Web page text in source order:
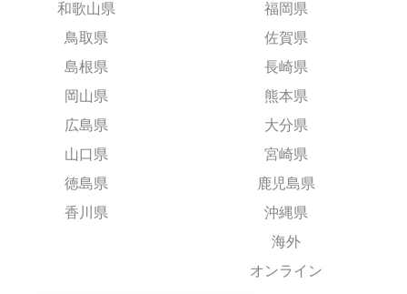
和歌山県
鳥取県
島根県
岡山県
広島県
山口県
徳島県
香川県
福岡県
佐賀県
長崎県
熊本県
大分県
宮崎県
鹿児島県
沖縄県
海外
オンライン